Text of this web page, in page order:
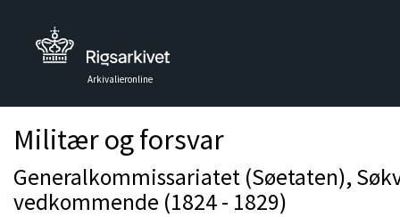
Arkivalieronline
Militær og forsvar
Generalkommissariatet (Søetaten),
vedkommende (1824 - 1829)